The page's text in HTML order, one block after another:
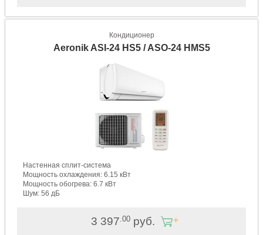
Кондиционер
Aeronik ASI-24 HS5 / ASO-24 HMS5
Настенная сплит-система
Мощность охлаждения: 6.15 кВт
Мощность обогрева: 6.7 кВт
Шум: 56 дБ
3 397 .00руб.